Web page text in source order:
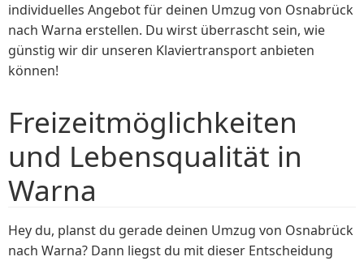
individuelles Angebot für deinen Umzug von Osnabrück
nach Warna erstellen. Du wirst überrascht sein, wie
günstig wir dir unseren Klaviertransport anbieten
können!
Freizeitmöglichkeiten
und Lebensqualität in
Warna
Hey du, planst du gerade deinen Umzug von Osnabrück
nach Warna? Dann liegst du mit dieser Entscheidung